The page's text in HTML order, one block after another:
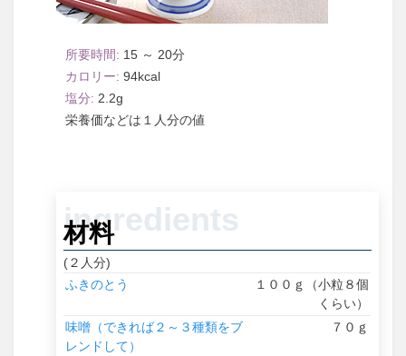
15 ～ 20
94
2.2
１人分
材料
(２人分)
ふきのとう
１００ｇ（小粒８個
くらい）
味噌（できれば２～３種類をブ
レンドして）
７０ｇ